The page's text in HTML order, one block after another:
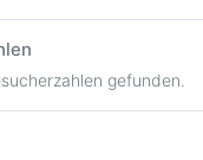
gefunden.